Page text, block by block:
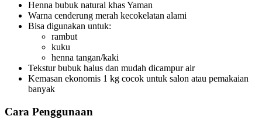
Henna bubuk natural khas Yaman
Warna cenderung merah kecokelatan alami
Bisa digunakan untuk:
rambut
kuku
henna tangan/kaki
Tekstur bubuk halus dan mudah dicampur air
Kemasan ekonomis 1 kg cocok untuk salon atau pemakaian
banyak
Cara Penggunaan